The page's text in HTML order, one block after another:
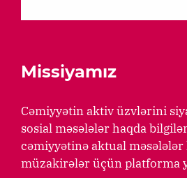
Missiyamız
Cəmiyyətin aktiv üzvlərini
sosial məsələlər haqda
cəmiyyətinə aktual məsələlər
müzakirələr üçün platforma